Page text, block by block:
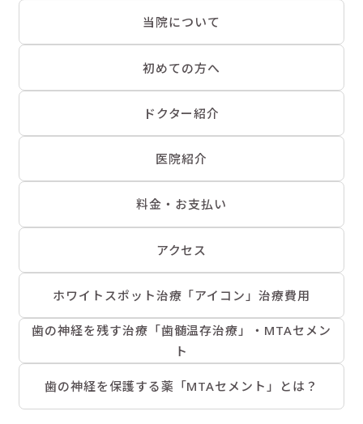
当院について
初めての方へ
ドクター紹介
医院紹介
料金・お支払い
アクセス
ホワイトスポット治療「アイコン」治療費用
歯の神経を残す治療「歯髄温存治療」・MTAセメン
ト
歯の神経を保護する薬「MTAセメント」とは？